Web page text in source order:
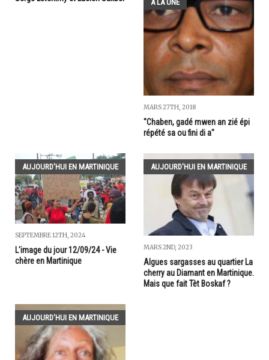
A LA UNE
MARS 27TH, 2018
"Chaben, gadé mwen an zié épi
répété sa ou fini di a"
AUJOURD'HUI EN MARTINIQUE
SEPTEMBRE 12TH, 2024
L'image du jour 12/09/24 - Vie
chère en Martinique
AUJOURD'HUI EN MARTINIQUE
MARS 2ND, 2023
Algues sargasses au quartier La
cherry au Diamant en Martinique.
Mais que fait Tèt Boskaf ?
AUJOURD'HUI EN MARTINIQUE